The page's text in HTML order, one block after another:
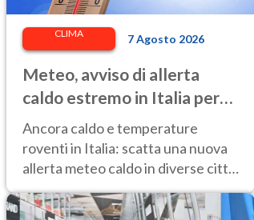
CLIMA 7 Agosto 2026
Meteo, avviso di allerta
caldo estremo in Italia per
l'8 agosto 2026: le città a
rischio per il Ministero della
Salute
Ancora caldo e temperature
roventi in Italia: scatta una nuova
allerta meteo caldo in diverse città
contrassegnate dal bollino rosso e
giallo.